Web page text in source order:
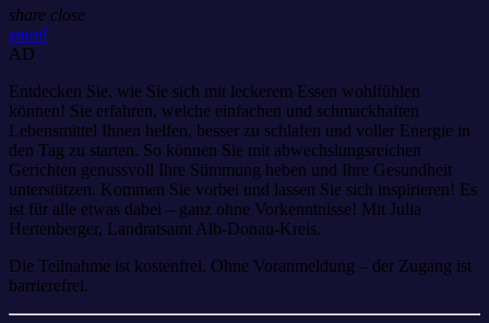
share close
email
AD
Entdecken Sie, wie Sie sich mit leckerem Essen wohlfühlen
können! Sie erfahren, welche einfachen und schmackhaften
Lebensmittel Ihnen helfen, besser zu schlafen und voller Energie in
den Tag zu starten. So können Sie mit abwechslungsreichen
Gerichten genussvoll Ihre Stimmung heben und Ihre Gesundheit
unterstützen. Kommen Sie vorbei und lassen Sie sich inspirieren! Es
ist für alle etwas dabei – ganz ohne Vorkenntnisse! Mit Julia
Hertenberger, Landratsamt Alb-Donau-Kreis.
Die Teilnahme ist kostenfrei. Ohne Voranmeldung – der Zugang ist
barrierefrei.